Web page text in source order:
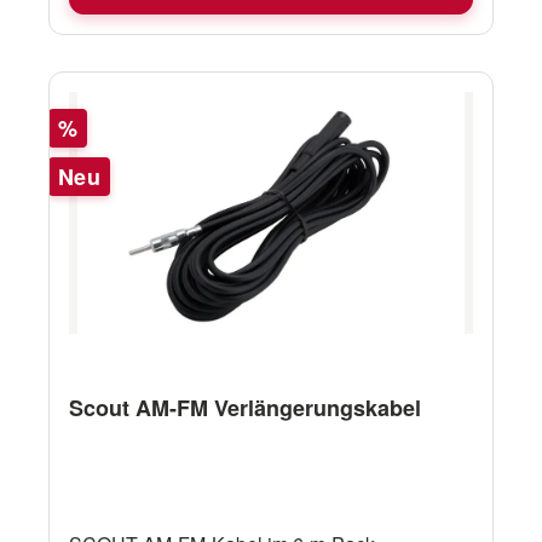
Lieferumfang enthalten) Quick Start Guide
Rabatt
%
Neu
Scout AM-FM Verlängerungskabel